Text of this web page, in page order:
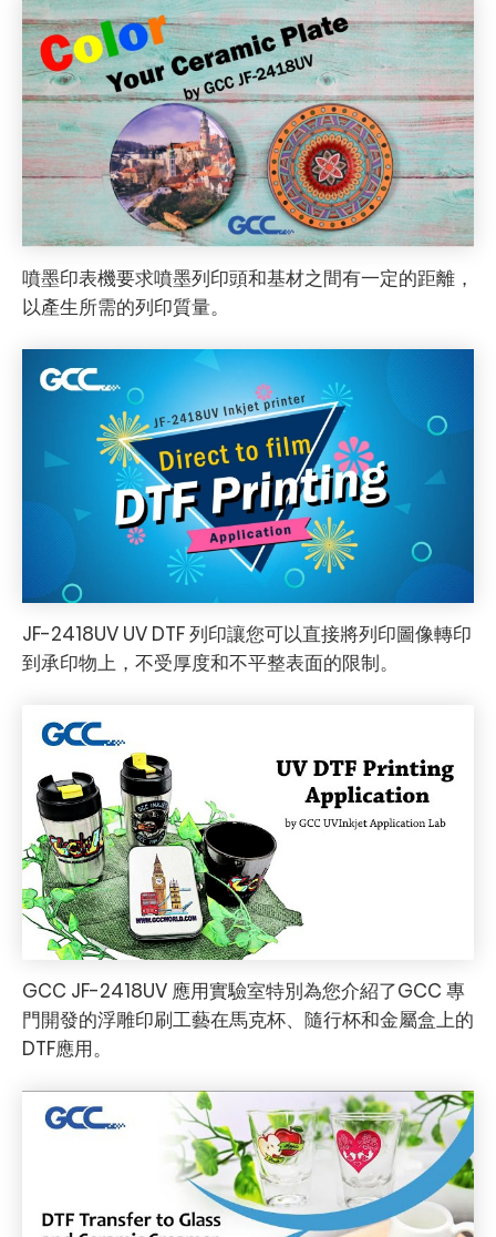
噴墨印表機要求噴墨列印頭和基材之間有一定的距離，
以產生所需的列印質量。
JF-2418UV UV DTF 列印讓您可以直接將列印圖像轉印
到承印物上，不受厚度和不平整表面的限制。
GCC JF-2418UV 應用實驗室特別為您介紹了GCC 專
門開發的浮雕印刷工藝在馬克杯、隨行杯和金屬盒上的
DTF應用。